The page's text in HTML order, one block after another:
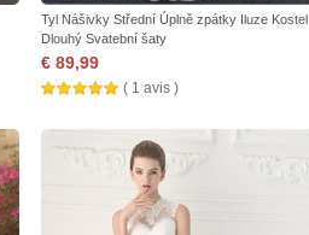
Tyl Nášivky Střední Úplně zpátky Iluze Kostel
Dlouhý Svatební šaty
€ 89,99
( 1 avis )